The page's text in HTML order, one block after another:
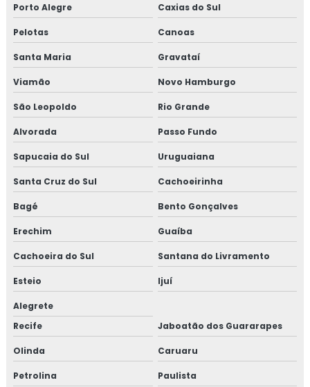
Porto Alegre
Caxias do Sul
Pelotas Canoas
Santa Maria Gravataí
Viamão Novo Hamburgo
São Leopoldo Rio Grande
Alvorada Passo Fundo
Sapucaia do Sul Uruguaiana
Santa Cruz do Sul Cachoeirinha
Bagé Bento Gonçalves
Erechim Guaíba
Cachoeira do Sul Santana do Livramento
Esteio Ijuí
Alegrete
Recife
Jaboatão dos Guararapes
Olinda Caruaru
Petrolina Paulista